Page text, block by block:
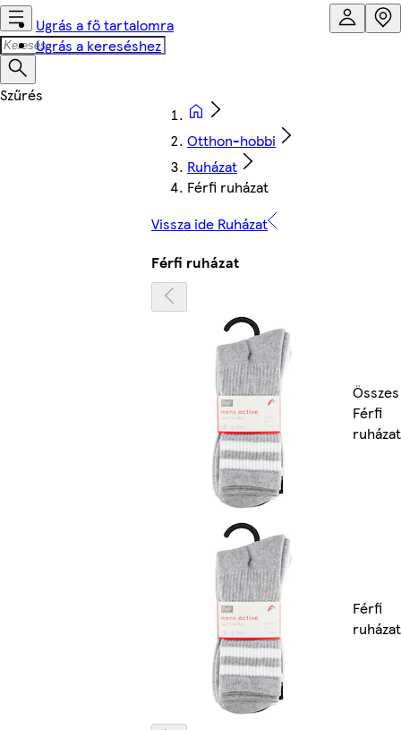
Ugrás a fő tartalomra
Ugrás a kereséshez
Otthon-hobbi
Ruházat
Férfi ruházat
Vissza ide Ruházat
Férfi ruházat
Összes
Férfi
ruházat
Férfi
ruházat